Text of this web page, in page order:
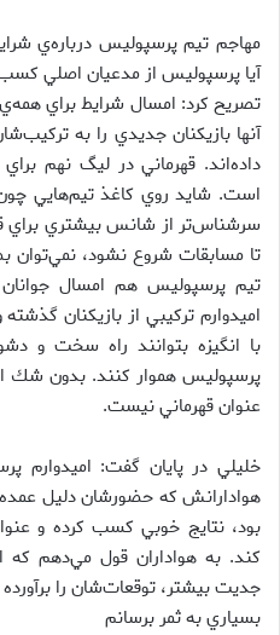
مهاجم تيم پرسپوليس درباره‌ي
آيا پرسپوليس از مدعيان اصلي كسب
تصريح كرد: امسال شرايط براي
آنها بازيكنان جديدي را به
داده‌اند. قهرماني در ليگ نهم
است. شايد روي كاغذ تيم‌هايي
سرشناس‌تر از شانس بيشتري براي
تا مسابقات شروع نشود، نمي‌توان
تيم پرسپوليس هم امسال
اميدوارم تركيبي از بازيكنان
با انگيزه بتوانند راه سخت و
پرسپوليس هموار كنند. بدون
عنوان قهرماني نيست.
خليلي در پايان گفت: اميدوارم
هوادارانش كه حضورشان دليل
بود، نتايج خوبي كسب كرده و
كند. به هواداران قول مي‌دهم
جديت بيشتر، توقعات‌شان را
بسياري به ثمر برسانم